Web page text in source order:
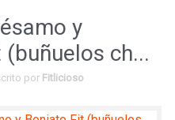
y
ch...
por Fitlicioso